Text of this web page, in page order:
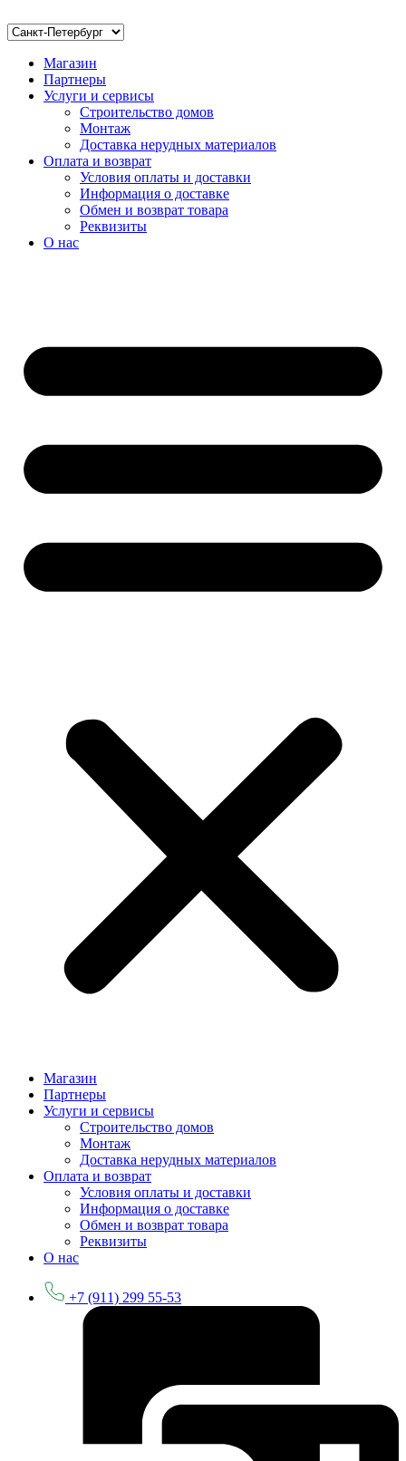
Магазин
Партнеры
Услуги и сервисы
Строительство домов
Монтаж
Доставка нерудных материалов
Оплата и возврат
Условия оплаты и доставки
Информация о доставке
Обмен и возврат товара
Реквизиты
О нас
Магазин
Партнеры
Услуги и сервисы
Строительство домов
Монтаж
Доставка нерудных материалов
Оплата и возврат
Условия оплаты и доставки
Информация о доставке
Обмен и возврат товара
Реквизиты
О нас
+7 (911) 299 55-53